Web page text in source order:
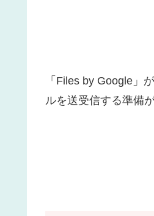
「Files by Google」
ルを送受信する準備